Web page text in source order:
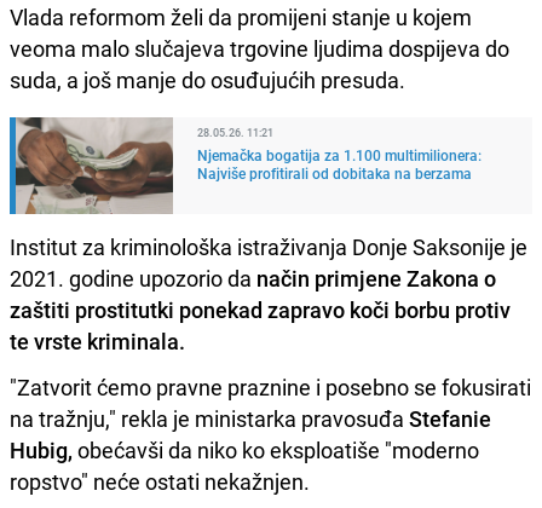
Vlada reformom želi da promijeni stanje u kojem
veoma malo slučajeva trgovine ljudima dospijeva do
suda, a još manje do osuđujućih presuda.
28.05.26. 11:21
Njemačka bogatija za 1.100 multimilionera:
Najviše profitirali od dobitaka na berzama
Institut za kriminološka istraživanja Donje Saksonije je
2021. godine upozorio da način primjene Zakona o
zaštiti prostitutki ponekad zapravo koči borbu protiv
te vrste kriminala.
"Zatvorit ćemo pravne praznine i posebno se fokusirati
na tražnju," rekla je ministarka pravosuđa Stefanie
Hubig, obećavši da niko ko eksploatiše "moderno
ropstvo" neće ostati nekažnjen.